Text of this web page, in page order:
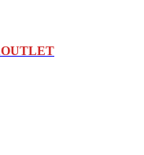
OUTLET